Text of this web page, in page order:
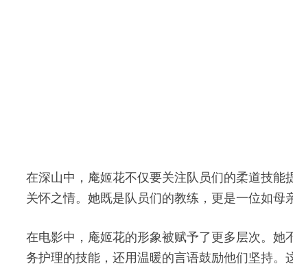
在深山中，庵姬花不仅要关注队员们的柔道技
关怀之情。她既是队员们的教练，更是一位如母
在电影中，庵姬花的形象被赋予了更多层次。
务护理的技能，还用温暖的言语鼓励他们坚持。